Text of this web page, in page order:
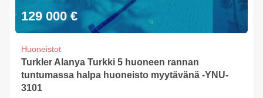
129 000 €
Huoneistot
Turkler Alanya Turkki 5 huoneen rannan
tuntumassa halpa huoneisto myytävänä -YNU-
3101